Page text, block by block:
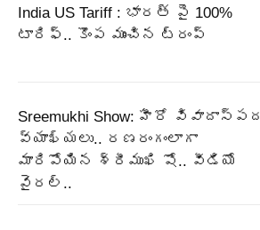
India US Tariff : భారత్ పై 100%
టారిఫ్.. కొంప ముంచిన ట్రంప్
Sreemukhi Show: హీరో వివాదాస్పద
వ్యాఖ్యలు.. రణరంగంలాగా
మారిపోయిన శ్రీముఖి షో.. వీడియో
వైరల్..